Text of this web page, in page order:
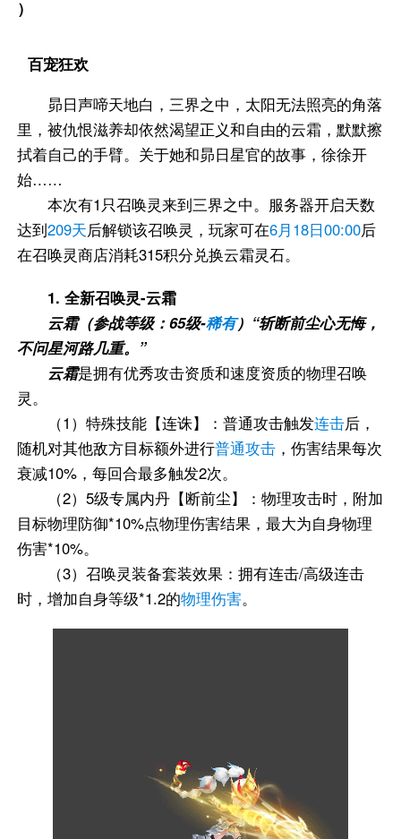
）
百宠狂欢
昴日声啼天地白，三界之中，太阳无法照亮的角落
里，被仇恨滋养却依然渴望正义和自由的云霜，默默擦
拭着自己的手臂。关于她和昴日星官的故事，徐徐开
始……
本次有1只召唤灵来到三界之中。服务器开启天数
达到209天后解锁该召唤灵，玩家可在6月18日00:00后
在召唤灵商店消耗315积分兑换云霜灵石。
1. 全新召唤灵-云霜
云霜（参战等级：65级-稀有）“斩断前尘心无悔，
不问星河路几重。”
云霜是拥有优秀攻击资质和速度资质的物理召唤
灵。
（1）特殊技能【连诛】：普通攻击触发连击后，
随机对其他敌方目标额外进行普通攻击 ，伤害结果每次
衰减10%，每回合最多触发2次。
（2）5级专属内丹【断前尘】：物理攻击时，附加
目标物理防御*10%点物理伤害结果，最大为自身物理
伤害*10%。
（3）召唤灵装备套装效果：拥有连击/高级连击
时，增加自身等级*1.2的物理伤害。